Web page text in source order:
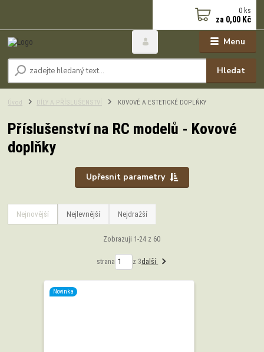
Menu
Hledat
0 ks
za 0,00 Kč
Úvod DÍLY A PŘÍSLUŠENSTVÍ KOVOVÉ A ESTETICKÉ DOPLŇKY
Příslušenství na RC modelů - Kovové
doplňky
Upřesnit parametry
Nejnovější Nejlevnější Nejdražší
Zobrazuji 1-24 z 60
strana z 3další
Novinka